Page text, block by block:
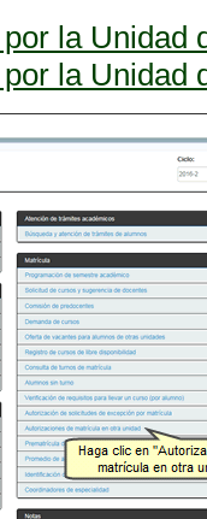
la Unidad
la Unidad